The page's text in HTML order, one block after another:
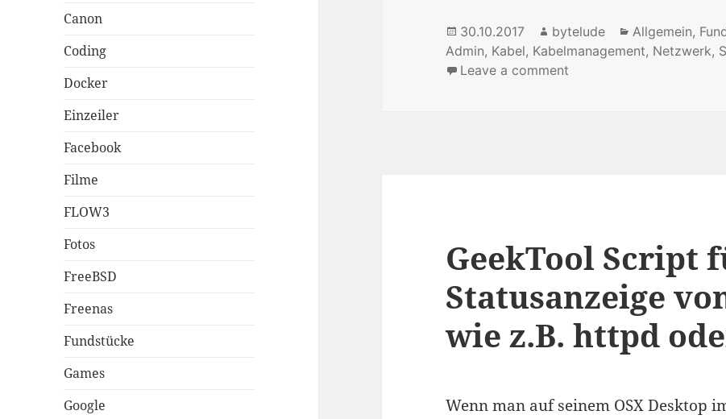
Canon
Coding
Docker
Einzeiler
Facebook
Filme
FLOW3
Fotos
FreeBSD
Freenas
Fundstücke
Games
Google
Posted
on
30.10.2017 Author
bytelude Categories
Allgemein,
Admin, Kabel, Kabelmanagement, Netzwerk,
Leave a comment
GeekTool Script
Statusanzeige
wie z.B. httpd
Wenn man auf seinem OSX Desktop